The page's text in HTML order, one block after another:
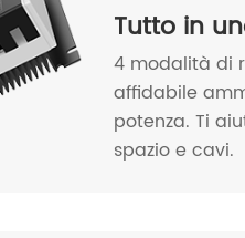
Tutto in
4 modalità di
affidabile
potenza. Ti
spazio e cavi.